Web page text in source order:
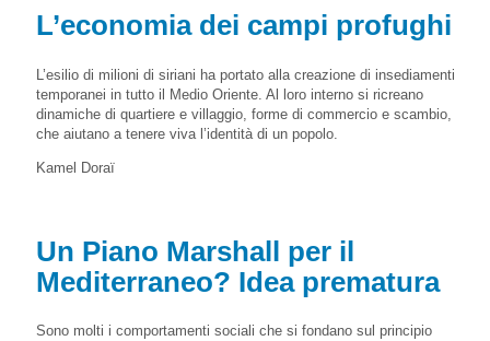
L’economia dei campi profughi
L’esilio di milioni di siriani ha portato alla creazione di insediamenti
temporanei in tutto il Medio Oriente. Al loro interno si ricreano
dinamiche di quartiere e villaggio, forme di commercio e scambio,
che aiutano a tenere viva l’identità di un popolo.
Kamel Doraï
Un Piano Marshall per il
Mediterraneo? Idea prematura
Sono molti i comportamenti sociali che si fondano sul principio